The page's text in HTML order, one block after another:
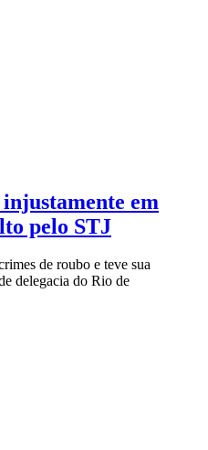
em
pelo STJ
de roubo e teve sua
delegacia do Rio de